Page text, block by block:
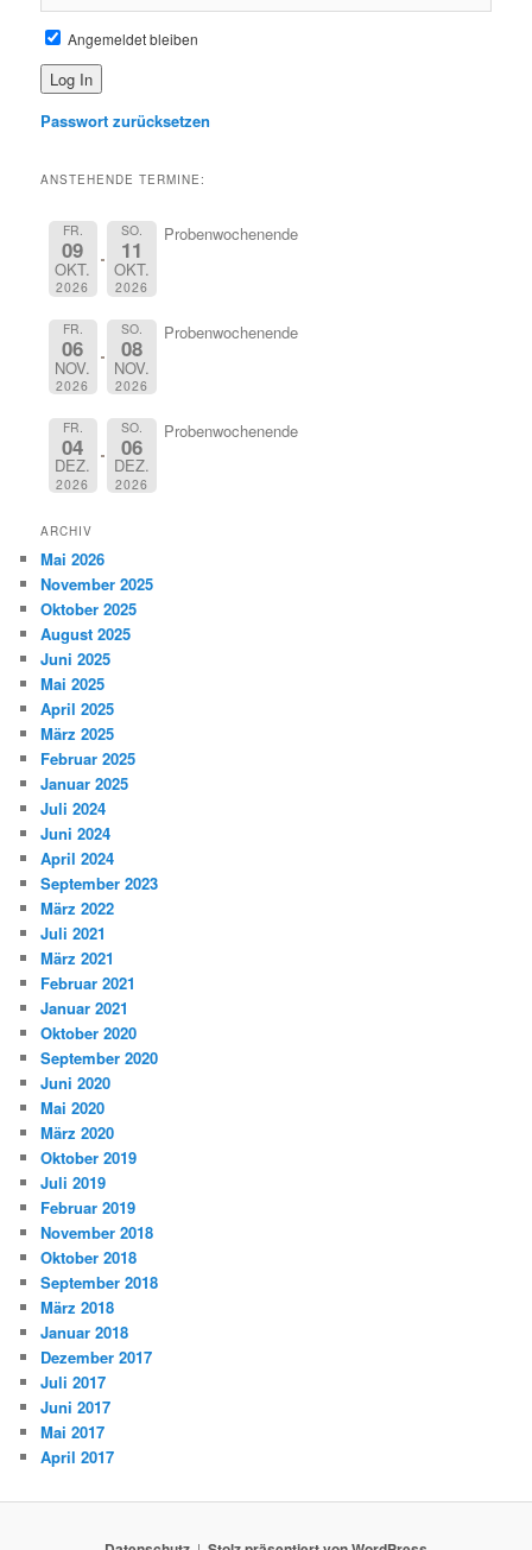
Angemeldet bleiben
Passwort zurücksetzen
ANSTEHENDE TERMINE:
FR.
09
OKT.
2026
SO.
11
OKT.
2026
Probenwochenende
FR.
06
NOV.
2026
SO.
08
NOV.
2026
Probenwochenende
FR.
04
DEZ.
2026
SO.
06
DEZ.
2026
Probenwochenende
ARCHIV
Mai 2026
November 2025
Oktober 2025
August 2025
Juni 2025
Mai 2025
April 2025
März 2025
Februar 2025
Januar 2025
Juli 2024
Juni 2024
April 2024
September 2023
März 2022
Juli 2021
März 2021
Februar 2021
Januar 2021
Oktober 2020
September 2020
Juni 2020
Mai 2020
März 2020
Oktober 2019
Juli 2019
Februar 2019
November 2018
Oktober 2018
September 2018
März 2018
Januar 2018
Dezember 2017
Juli 2017
Juni 2017
Mai 2017
April 2017